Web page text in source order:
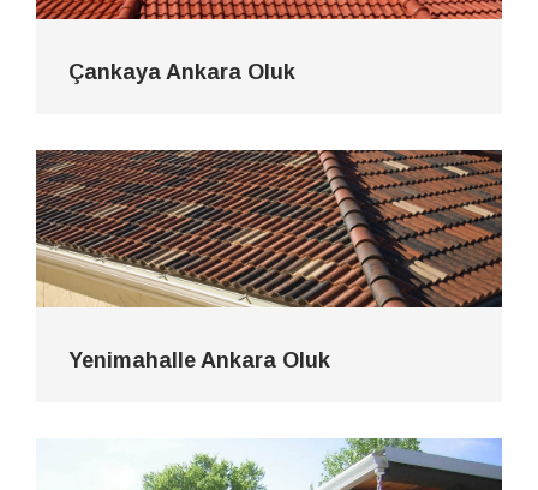
Çankaya Ankara Oluk
Yenimahalle Ankara Oluk